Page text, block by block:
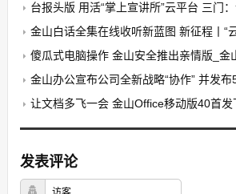
台报头版 用活“掌上宣讲所”云平台 三门：让党的创新理论“随
金山白话全集在线收听新蓝图 新征程丨“
傻瓜式电脑操作 金山安全推出亲情版_金
金山办公宣布公司全新战略“协作” 并发布
让文档多飞一会 金山Office移动版40首发下
发表评论